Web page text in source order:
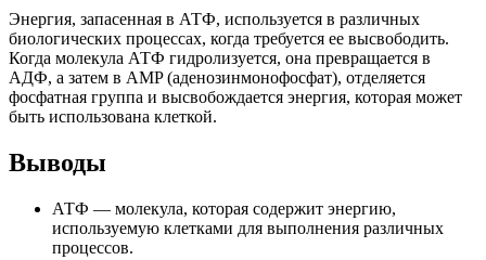
Энергия, запасенная в АТФ, используется в различных
биологических процессах, когда требуется ее высвободить.
Когда молекула АТФ гидролизуется, она превращается в
АДФ, а затем в AMP (аденозинмонофосфат), отделяется
фосфатная группа и высвобождается энергия, которая может
быть использована клеткой.
Выводы
АТФ — молекула, которая содержит энергию,
используемую клетками для выполнения различных
процессов.